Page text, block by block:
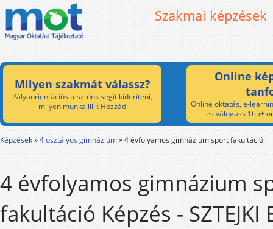
Szakmai képzések
Milyen szakmát válassz?
Pályaorientációs tesztünk segít kideríteni,
milyen munka illik Hozzád
Online
Online oktatás, e-
és válogass 165+
Képzések»4 osztályos gimnázium»4 évfolyamos gimnázium sport fakultáció
4 évfolyamos gimnázium
fakultáció Képzés - SZTEJKI